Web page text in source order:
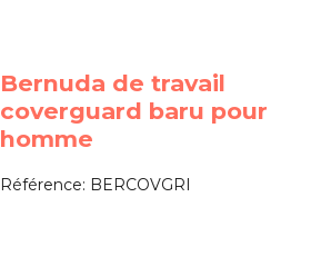
Bernuda de travail
coverguard baru pour
homme
Référence: BERCOVGRI